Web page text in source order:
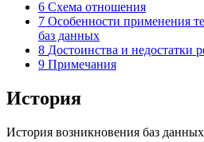
6 Схема отношения
7 Особенности применения
баз данных
8 Достоинства и недостатки
9 Примечания
История
История возникновения баз